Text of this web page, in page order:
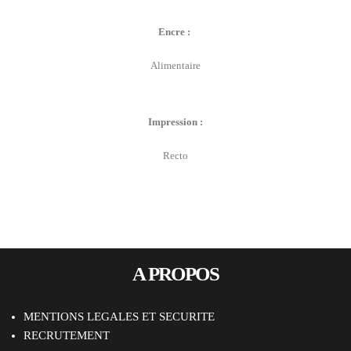
Encre :
Alimentaire
Impression :
Recto
A PROPOS
MENTIONS LEGALES ET SECURITE
RECRUTEMENT